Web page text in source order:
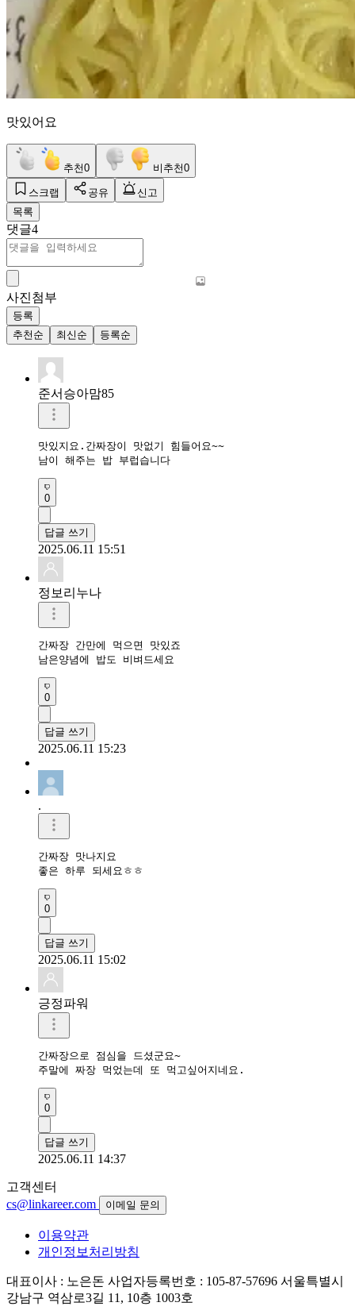
맛있어요
추천0 비추천0
스크랩 공유
신고
목록
댓글4
사진첨부
등록
추천순
최신순 등록순
준서승아맘85
맛있지요.간짜장이 맛없기 힘들어요~~
남이 해주는 밥 부럽습니다
0
답글 쓰기
2025.06.11 15:51
정보리누나
간짜장 간만에 먹으면 맛있죠
남은양념에 밥도 비벼드세요
0
답글 쓰기
2025.06.11 15:23
.
간짜장 맛나지요
좋은 하루 되세요ㅎㅎ
0
답글 쓰기
2025.06.11 15:02
긍정파워
간짜장으로 점심을 드셨군요~
주말에 짜장 먹었는데 또 먹고싶어지네요.
0
답글 쓰기
2025.06.11 14:37
고객센터
cs@linkareer.com
이메일 문의
이용약관
개인정보처리방침
대표이사 : 노은돈 사업자등록번호 : 105-87-57696 서울특별시
강남구 역삼로3길 11, 10층 1003호